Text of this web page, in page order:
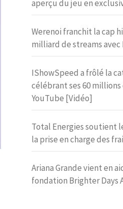
aperçu du jeu en
Werenoi franchit la cap
milliard de streams avec
IShowSpeed a frôlé la
célébrant ses 60 millions
YouTube [Vidéo]
Total Energies soutient
la prise en charge des
Ariana Grande vient en
fondation Brighter Days